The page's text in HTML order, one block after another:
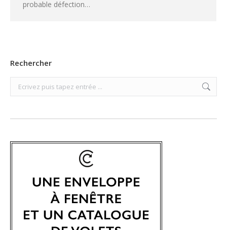
probable défection…
Rechercher
Search: